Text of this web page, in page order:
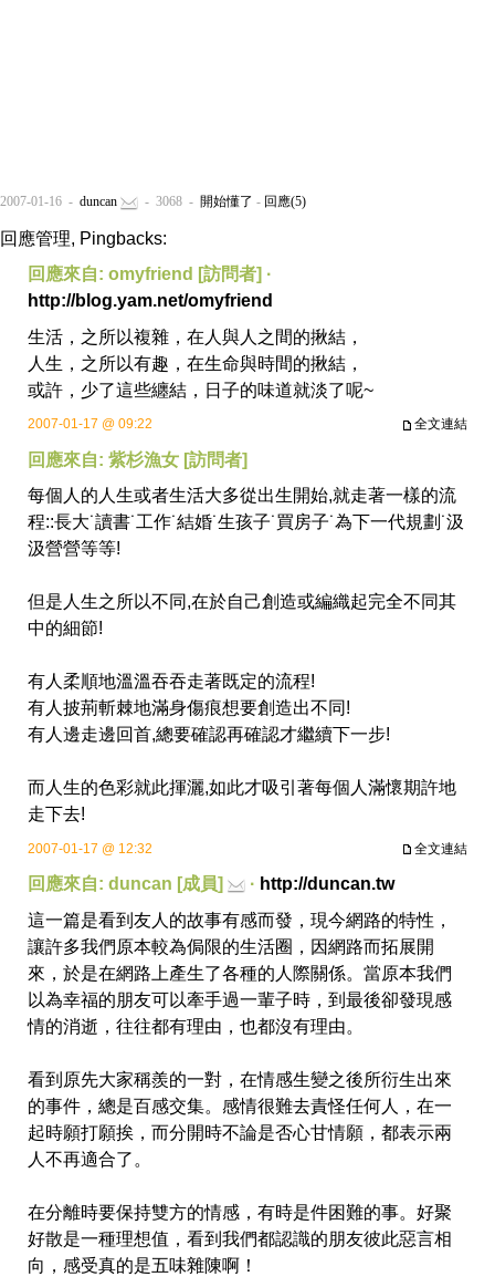
2007-01-16 - duncan - 3068 - 開始懂了 - 回應(5)
回應管理, Pingbacks:
回應來自: omyfriend [訪問者] ·
http://blog.yam.net/omyfriend
生活，之所以複雜，在人與人之間的揪結，
人生，之所以有趣，在生命與時間的揪結，
或許，少了這些纏結，日子的味道就淡了呢~
全文連結
2007-01-17 @ 09:22
回應來自: 紫杉漁女 [訪問者]
每個人的人生或者生活大多從出生開始,就走著一樣的流
程::長大˙讀書˙工作˙結婚˙生孩子˙買房子˙為下一代規劃˙汲
汲營營等等!
但是人生之所以不同,在於自己創造或編織起完全不同其
中的細節!
有人柔順地溫溫吞吞走著既定的流程!
有人披荊斬棘地滿身傷痕想要創造出不同!
有人邊走邊回首,總要確認再確認才繼續下一步!
而人生的色彩就此揮灑,如此才吸引著每個人滿懷期許地
走下去!
全文連結
2007-01-17 @ 12:32
回應來自: duncan [成員] · http://duncan.tw
這一篇是看到友人的故事有感而發，現今網路的特性，
讓許多我們原本較為侷限的生活圈，因網路而拓展開
來，於是在網路上產生了各種的人際關係。當原本我們
以為幸福的朋友可以牽手過一輩子時，到最後卻發現感
情的消逝，往往都有理由，也都沒有理由。
看到原先大家稱羨的一對，在情感生變之後所衍生出來
的事件，總是百感交集。感情很難去責怪任何人，在一
起時願打願挨，而分開時不論是否心甘情願，都表示兩
人不再適合了。
在分離時要保持雙方的情感，有時是件困難的事。好聚
好散是一種理想值，看到我們都認識的朋友彼此惡言相
向，感受真的是五味雜陳啊！